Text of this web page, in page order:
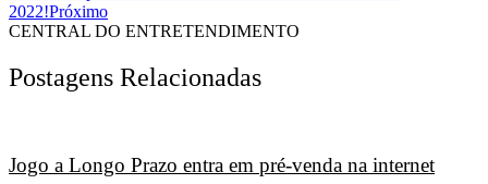
2022!Próximo
CENTRAL DO ENTRETENDIMENTO
Postagens Relacionadas
Jogo a Longo Prazo entra em pré-venda na internet